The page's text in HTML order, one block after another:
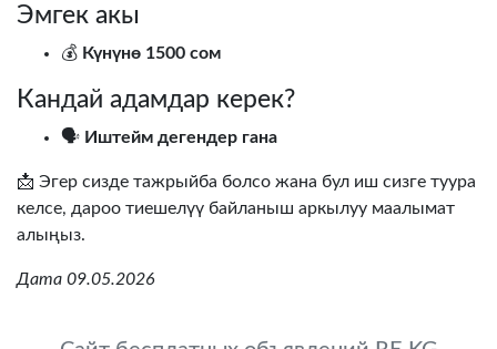
Эмгек акы
💰 Күнүнө 1500 сом
Кандай адамдар керек?
🗣️ Иштейм дегендер гана
📩 Эгер сизде тажрыйба болсо жана бул иш сизге туура
келсе, дароо тиешелүү байланыш аркылуу маалымат
алыңыз.
Дата 09.05.2026